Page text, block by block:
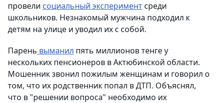
провели социальный экспериментсреди
школьников. Незнакомый мужчина подходил к
детям на улице и уводил их с собой.
Парень выманил пять миллионов тенге у
нескольких пенсионеров в Актюбинской области.
Мошенник звонил пожилым женщинам и говорил о
том, что их родственник попал в ДТП. Объяснял,
что в "решении вопроса" необходимо их